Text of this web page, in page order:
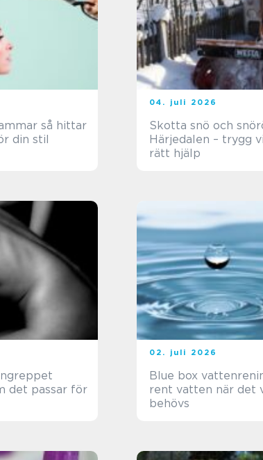
så hittar
din stil
04. juli 2026
Skotta snö och
Härjedalen – trygg
rätt hjälp
det passar för
02. juli 2026
Blue box vattenrening
rent vatten när det
behövs